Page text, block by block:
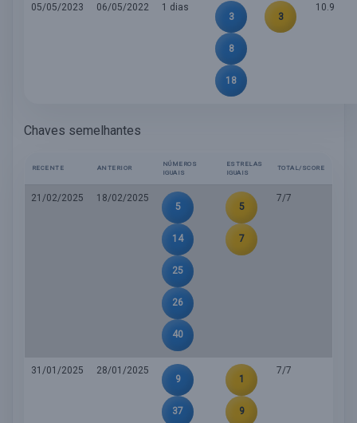
05/05/2023 06/05/2022
1 dias
3
8
18
3
10.9
Chaves semelhantes
RECENTE ANTERIOR
NÚMEROS
IGUAIS
ESTRELAS
IGUAIS
TOTAL/SCORE
21/02/2025
18/02/2025
5
14
25
26
40
5
7
7/7
31/01/2025
28/01/2025
9
37
1
9
7/7